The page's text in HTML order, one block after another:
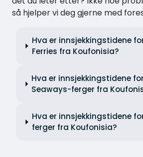
så hjelper vi deg gjerne med
Hva er innsjekkingstidene
Ferries fra Koufonisia?
Hva er innsjekkingstidene
Seaways-ferger fra
Hva er innsjekkingstidene
ferger fra Koufonisia?